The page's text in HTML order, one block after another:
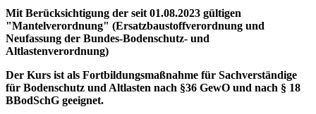
Mit Berücksichtigung der seit 01.08.2023 gültigen
"Mantelverordnung" (Ersatzbaustoffverordnung und
Neufassung der Bundes-Bodenschutz- und
Altlastenverordnung)
Der Kurs ist als Fortbildungsmaßnahme für Sachverständige
für Bodenschutz und Altlasten nach §36 GewO und nach § 18
BBodSchG geeignet.